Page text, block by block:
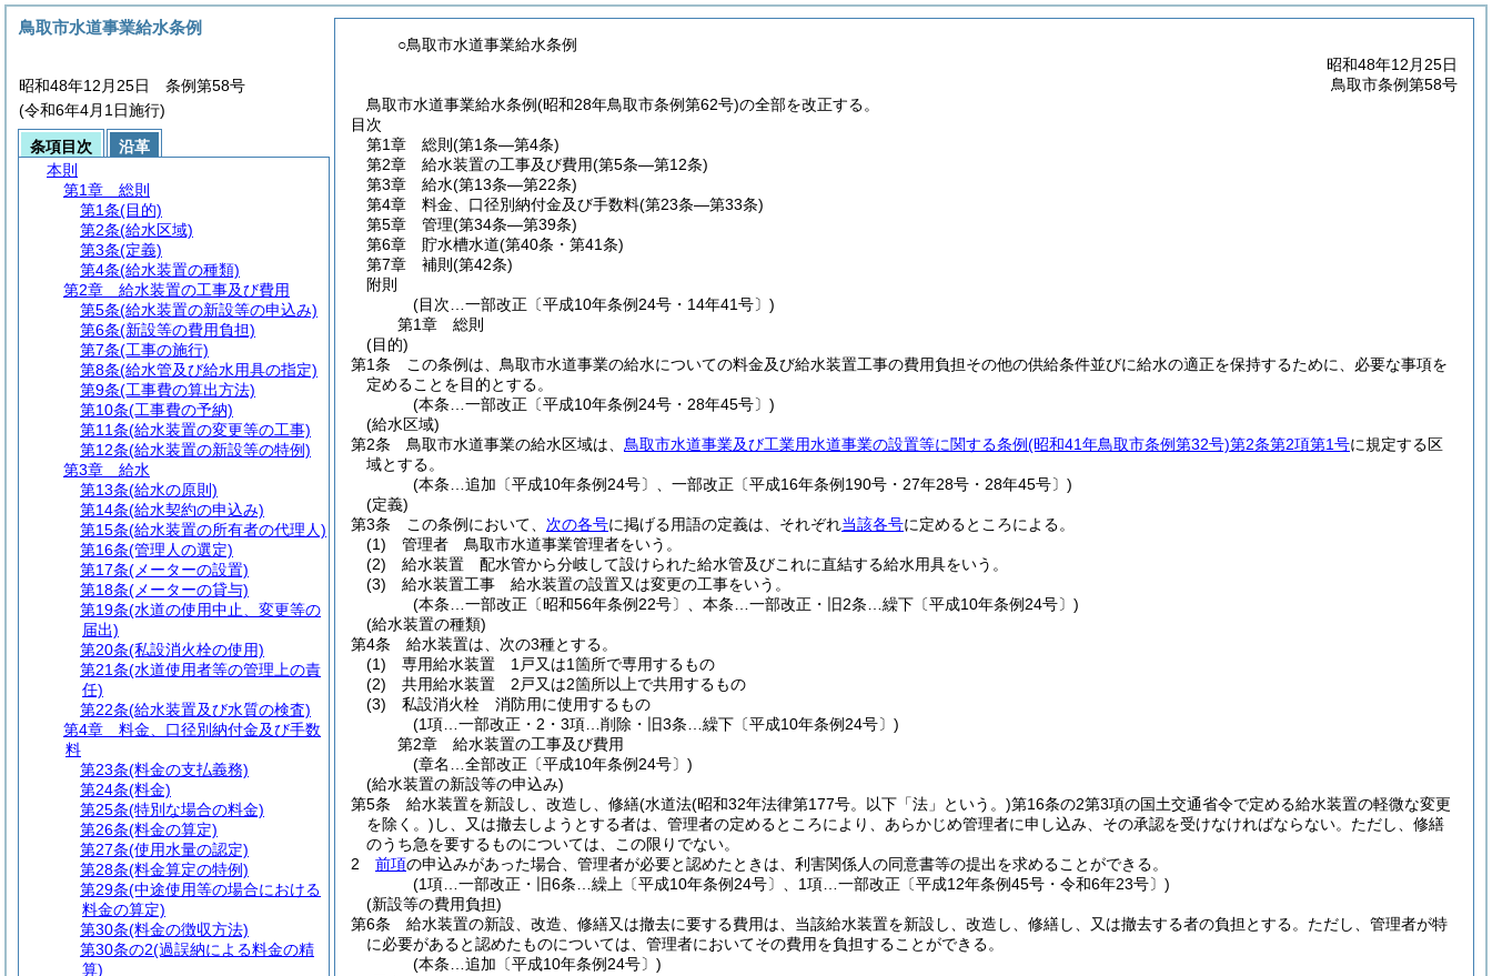
○鳥取市水道事業給水条例
昭和48年12月25日
鳥取市条例第58号
鳥取市水道事業給水条例(昭和28年鳥取市条例第62号)の全部を改正する。
目次
第1章
総則 (第1条―第4条)
第2章
給水装置の工事及び費用(第5条―第12条)
第3章
給水(第13条―第22条)
第4章
料金、口径別納付金及び手数料(第23条―第33条)
第5章
管理(第34条―第39条)
第6章
貯水槽水道(第40条・第41条)
第7章
補則 (第42条)
附則
(目次…一部改正〔平成10年条例24号・14年41号〕)
第1章
総則
(目的)
第1条
この条例は、鳥取市水道事業の給水についての料金及び給水装置工事の費用負担その他の供給条件並びに給水の適正を保持するために、必要な事項を
定めることを目的とする。
(本条…一部改正〔平成10年条例24号・28年45号〕)
(給水区域)
第2条
鳥取市水道事業の給水区域は、 鳥取市水道事業及び工業用水道事業の設置等に関する条例(昭和41年鳥取市条例第32号)第2条第2項第1号に規定する区
域とする。
(本条…追加〔平成10年条例24号〕、一部改正〔平成16年条例190号・27年28号・28年45号〕)
(定義)
第3条
この条例において、 次の各号に掲げる用語の定義は、それぞれ当該各号に定めるところによる。
(1)
管理者 鳥取市水道事業管理者をいう。
(2)
給水装置 配水管から分岐して設けられた給水管及びこれに直結する給水用具をいう。
(3)
給水装置工事 給水装置の設置又は変更の工事をいう。
(本条…一部改正〔昭和56年条例22号〕、本条…一部改正・旧2条…繰下〔平成10年条例24号〕)
(給水装置の種類)
第4条
給水装置は、次の3種とする。
(1)
専用給水装置 1戸又は1箇所で専用するもの
(2)
共用給水装置 2戸又は2箇所以上で共用するもの
(3)
私設消火栓 消防用に使用するもの
(1項…一部改正・2・3項…削除・旧3条…繰下〔平成10年条例24号〕)
第2章
給水装置の工事及び費用
(章名…全部改正〔平成10年条例24号〕)
(給水装置の新設等の申込み)
第5条
給水装置を新設し、改造し、修繕(水道法(昭和32年法律第177号。以下「法」という。)第16条の2第3項の国土交通省令で定める給水装置の軽微な変更
を除く。) し、又は撤去しようとする者は、管理者の定めるところにより、あらかじめ管理者に申し込み、その承認を受けなければならない。 ただし、修繕
のうち急を要するものについては、この限りでない。
2
前項の申込みがあった場合、管理者が必要と認めたときは、利害関係人の同意書等の提出を求めることができる。
(1項…一部改正・旧6条…繰上〔平成10年条例24号〕、1項…一部改正〔平成12年条例45号・令和6年23号〕)
(新設等の費用負担)
第6条
給水装置の新設、改造、修繕又は撤去に要する費用は、当該給水装置を新設し、改造し、修繕し、又は撤去する者の負担とする。 ただし、管理者が特
に必要があると認めたものについては、管理者においてその費用を負担することができる。
(本条…追加〔平成10年条例24号〕)
鳥取市水道事業給水条例
昭和48年12月25日 条例第58号
(令和6年4月1日施行)
条項目次
沿革
本則
第1章
総則
第1条(目的)
第2条(給水区域)
第3条(定義)
第4条(給水装置の種類)
第2章
給水装置の工事及び費用
第5条(給水装置の新設等の申込み)
第6条(新設等の費用負担)
第7条(工事の施行)
第8条(給水管及び給水用具の指定)
第9条(工事費の算出方法)
第10条(工事費の予納)
第11条(給水装置の変更等の工事)
第12条(給水装置の新設等の特例)
第3章
給水
第13条(給水の原則)
第14条(給水契約の申込み)
第15条(給水装置の所有者の代理人)
第16条(管理人の選定)
第17条(メーターの設置)
第18条(メーターの貸与)
第19条(水道の使用中止、変更等の
届出)
第20条(私設消火栓の使用)
第21条(水道使用者等の管理上の責
任)
第22条(給水装置及び水質の検査)
第4章
料金、口径別納付金及び手数
料
第23条(料金の支払義務)
第24条(料金)
第25条(特別な場合の料金)
第26条(料金の算定)
第27条(使用水量の認定)
第28条(料金算定の特例)
第29条(中途使用等の場合における
料金の算定)
第30条(料金の徴収方法)
第30条の2(過誤納による料金の精
算)